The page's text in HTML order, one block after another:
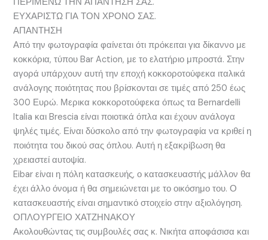
ΠΕΡΙΜΕΝΩ ΤΗΝ ΑΠΑΝΤΗΣΗ ΣΑΣ.
ΕΥΧΑΡΙΣΤΩ ΓΙΑ ΤΟΝ ΧΡΟΝΟ ΣΑΣ.
ΑΠΑΝΤΗΣΗ
Από την φωτογραφία φαίνεται ότι πρόκειται για δίκαννο με
κοκκόρια, τύπου Bar Action, με το ελατήριο μπροστά. Στην
αγορά υπάρχουν αυτή την εποχή κοκκοροτούφεκα ιταλικά
ανάλογης ποιότητας που βρίσκονται σε τιμές από 250 έως
300 Ευρώ. Μερικα κοκκοροτούφεκα όπως τα Bernardelli
Italia και Brescia είναι ποιοτικά όπλα και έχουν ανάλογα
ψηλές τιμές. Είναι δύσκολο από την φωτογραφία να κριθεί η
ποιότητα του δικού σας όπλου. Αυτή η εξακρίβωση θα
χρειαστεί αυτοψία.
Eibar είναι η πόλη κατασκευής, ο κατασκευαστής μάλλον θα
έχει άλλο όνομα ή θα σημειώνεται με το οικόσημο του. Ο
κατασκευαστής είναι σημαντικό στοιχείο στην αξιολόγηση.
ΟΠΛΟΥΡΓΕΙΟ ΧΑΤΖΗΝΑΚΟΥ
Ακολουθώντας τις συμβουλές σας κ. Νικήτα αποφάσισα και